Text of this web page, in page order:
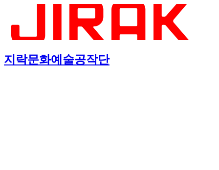
지락문화예술공작단